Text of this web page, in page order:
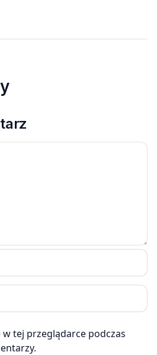
tej przeglądarce podczas